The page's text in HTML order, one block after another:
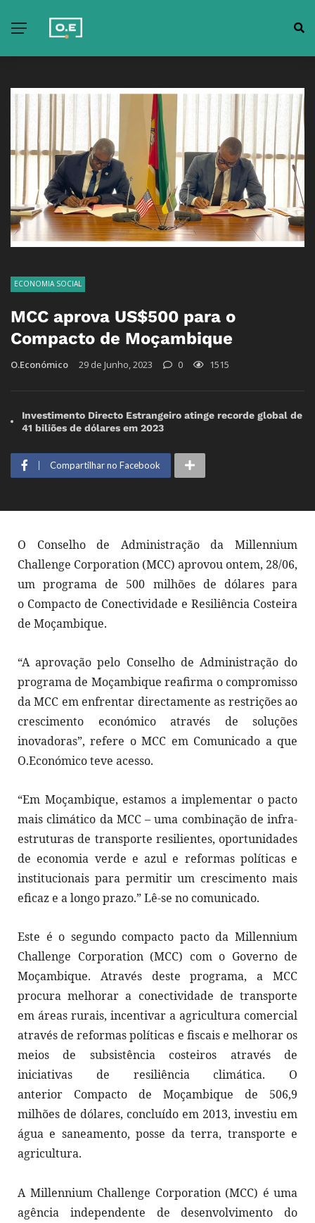
ECONOMIA SOCIAL
MCC aprova US$500 para o
Compacto de Moçambique
O.Económico 29 de Junho, 2023 0 1515
Investimento Directo Estrangeiro atinge recorde global de
41 biliões de dólares em 2023
Compartilhar no Facebook
O Conselho de Administração da Millennium
Challenge Corporation (MCC) aprovou ontem, 28/06,
um programa de 500 milhões de dólares para
o Compacto de Conectividade e Resiliência Costeira
de Moçambique.
“A aprovação pelo Conselho de Administração do
programa de Moçambique reafirma o compromisso
da MCC em enfrentar directamente as restrições ao
crescimento económico através de soluções
inovadoras”, refere o MCC em Comunicado a que
O.Económico teve acesso.
“Em Moçambique, estamos a implementar o pacto
mais climático da MCC – uma combinação de infra-
estruturas de transporte resilientes, oportunidades
de economia verde e azul e reformas políticas e
institucionais para permitir um crescimento mais
eficaz e a longo prazo.” Lê-se no comunicado.
Este é o segundo compacto pacto da Millennium
Challenge Corporation (MCC) com o Governo de
Moçambique. Através deste programa, a MCC
procura melhorar a conectividade de transporte
em áreas rurais, incentivar a agricultura comercial
através de reformas políticas e fiscais e melhorar os
meios de subsistência costeiros através de
iniciativas de resiliência climática. O
anterior Compacto de Moçambique de 506,9
milhões de dólares, concluído em 2013, investiu em
água e saneamento, posse da terra, transporte e
agricultura.
A Millennium Challenge Corporation (MCC) é uma
agência independente de desenvolvimento do